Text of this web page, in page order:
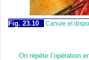
Fig. 23.10 Canule et
On répète l’opération